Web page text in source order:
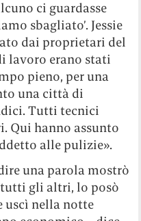
ci guardasse
sbagliato’. Jessie
dai proprietari del
lavoro erano stati
pieno, per una
una città di
Tutti tecnici
Qui hanno assunto
alle pulizie».
una parola mostrò
tutti gli altri, lo posò
uscì nella notte